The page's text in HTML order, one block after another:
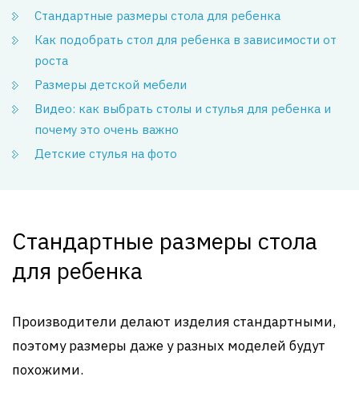
Стандартные размеры стола для ребенка
Как подобрать стол для ребенка в зависимости от
роста
Размеры детской мебели
Видео: как выбрать столы и стулья для ребенка и
почему это очень важно
Детские стулья на фото
Стандартные размеры стола
для ребенка
Производители делают изделия стандартными,
поэтому размеры даже у разных моделей будут
похожими.